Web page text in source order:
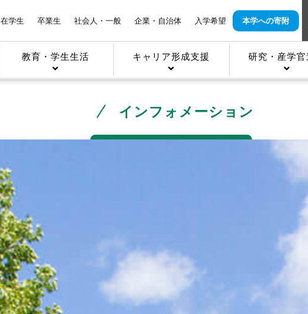
在学生 卒業生 社会人・一般 企業・自治体 入学希望
本学への寄附
教育・学生生活 キャリア形成支援 研究・産学官
インフォメーション